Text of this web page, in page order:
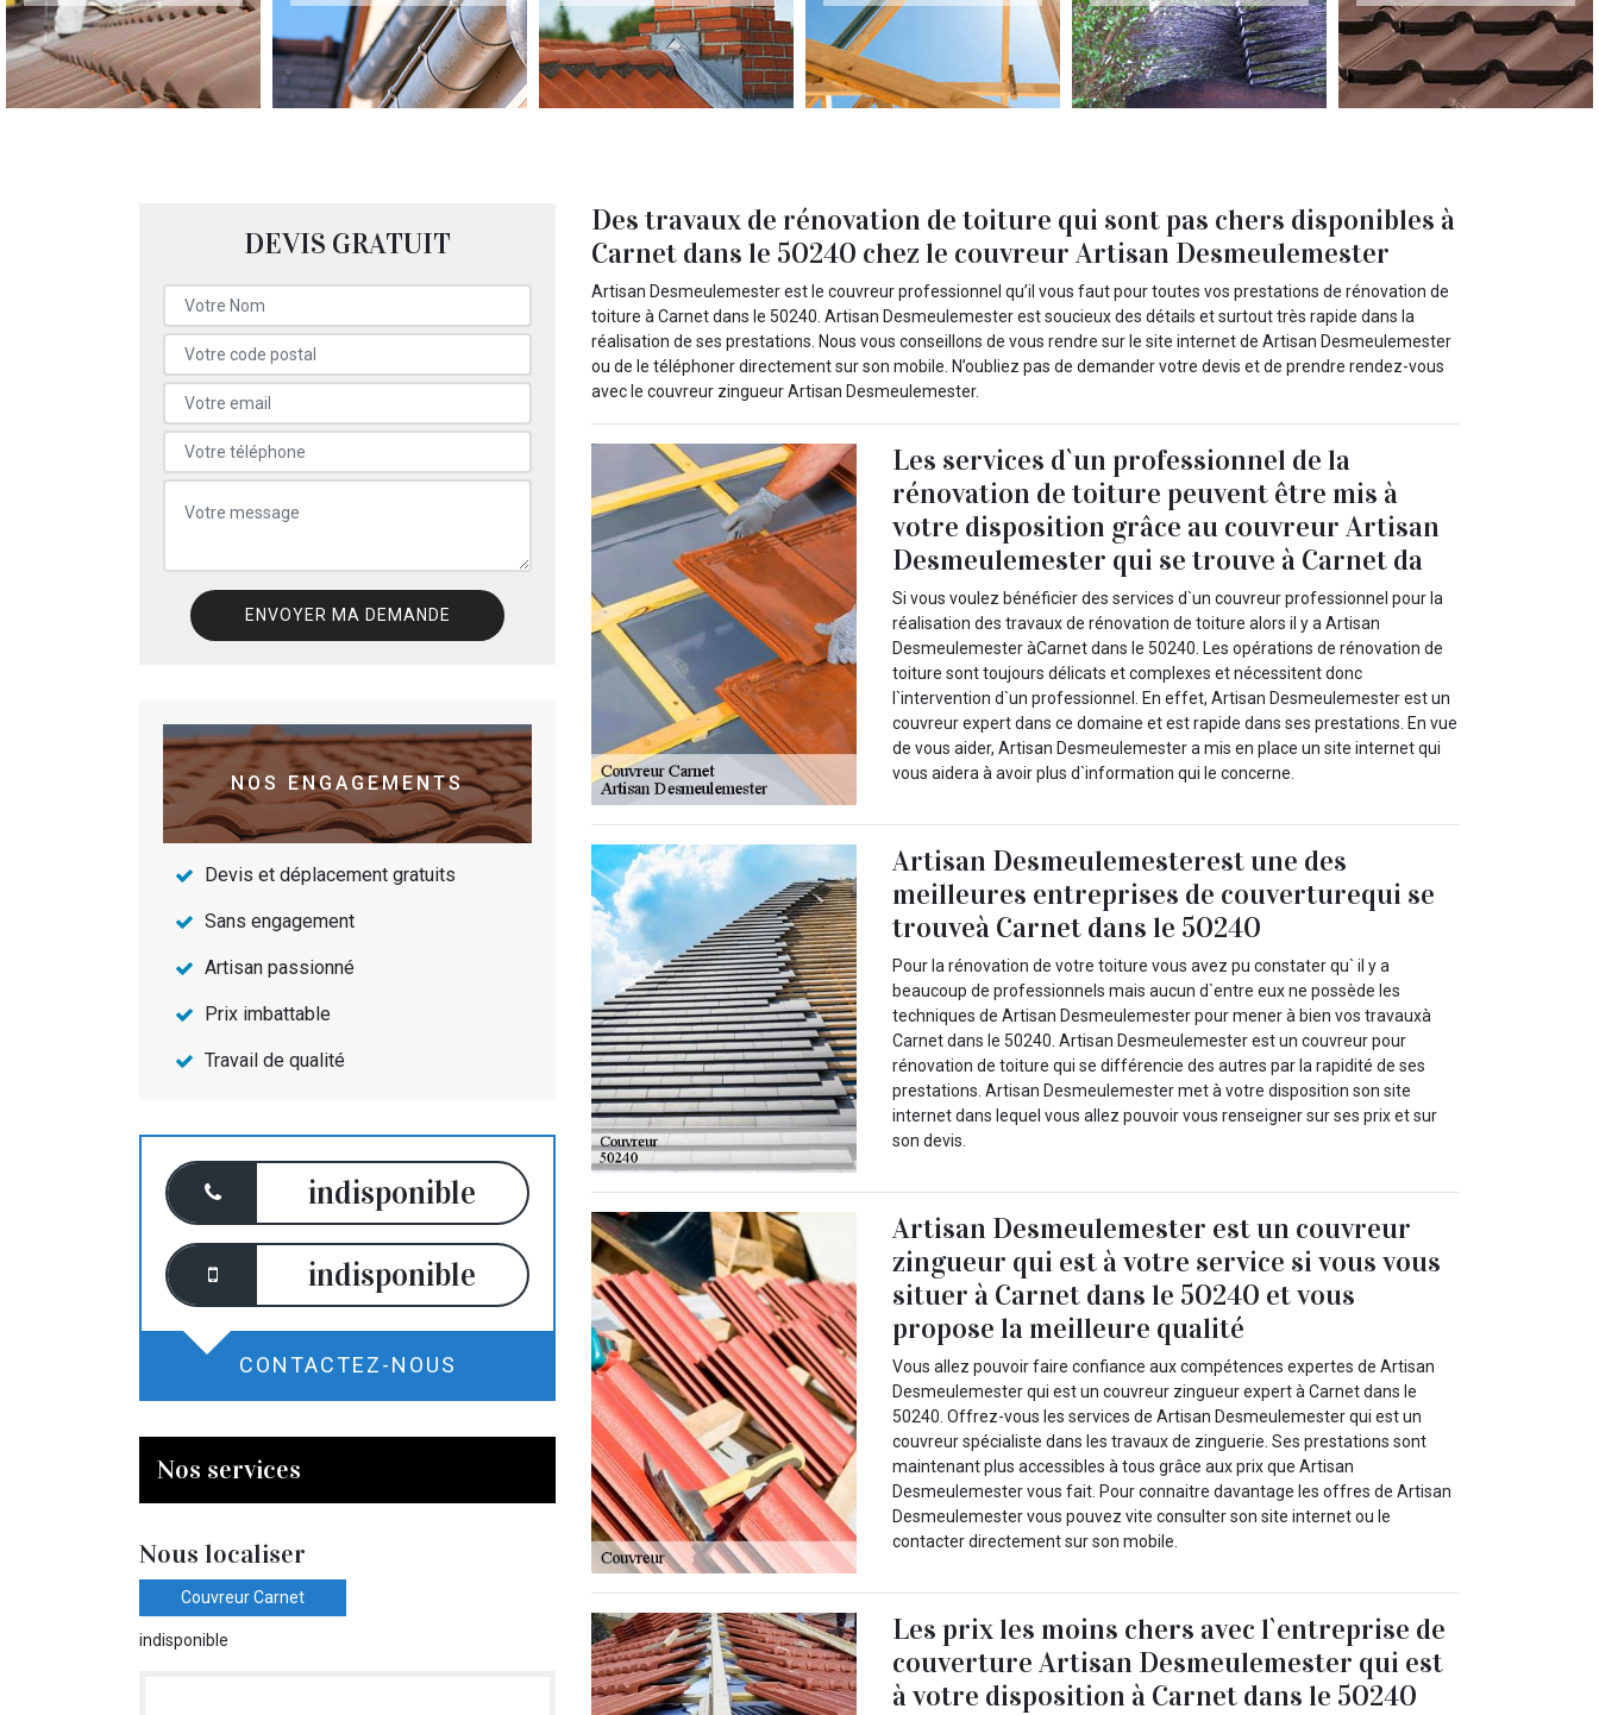
DEVIS GRATUIT
NOS ENGAGEMENTS
Devis et déplacement gratuits
Sans engagement
Artisan passionné
Prix imbattable
Travail de qualité
indisponible
indisponible
CONTACTEZ-NOUS
Nos services
Nous localiser
Couvreur Carnet
indisponible
Des travaux de rénovation de toiture qui sont pas chers disponibles à
Carnet dans le 50240 chez le couvreur Artisan Desmeulemester
Artisan Desmeulemester est le couvreur professionnel qu’il vous faut pour toutes vos prestations de rénovation de
toiture à Carnet dans le 50240. Artisan Desmeulemester est soucieux des détails et surtout très rapide dans la
réalisation de ses prestations. Nous vous conseillons de vous rendre sur le site internet de Artisan Desmeulemester
ou de le téléphoner directement sur son mobile. N’oubliez pas de demander votre devis et de prendre rendez-vous
avec le couvreur zingueur Artisan Desmeulemester.
Les services d`un professionnel de la
rénovation de toiture peuvent être mis à
votre disposition grâce au couvreur Artisan
Desmeulemester qui se trouve à Carnet da
Si vous voulez bénéficier des services d`un couvreur professionnel pour la
réalisation des travaux de rénovation de toiture alors il y a Artisan
Desmeulemester àCarnet dans le 50240. Les opérations de rénovation de
toiture sont toujours délicats et complexes et nécessitent donc
l`intervention d`un professionnel. En effet, Artisan Desmeulemester est un
couvreur expert dans ce domaine et est rapide dans ses prestations. En vue
de vous aider, Artisan Desmeulemester a mis en place un site internet qui
vous aidera à avoir plus d`information qui le concerne.
Artisan Desmeulemesterest une des
meilleures entreprises de couverturequi se
trouveà Carnet dans le 50240
Pour la rénovation de votre toiture vous avez pu constater qu` il y a
beaucoup de professionnels mais aucun d`entre eux ne possède les
techniques de Artisan Desmeulemester pour mener à bien vos travauxà
Carnet dans le 50240. Artisan Desmeulemester est un couvreur pour
rénovation de toiture qui se différencie des autres par la rapidité de ses
prestations. Artisan Desmeulemester met à votre disposition son site
internet dans lequel vous allez pouvoir vous renseigner sur ses prix et sur
son devis.
Artisan Desmeulemester est un couvreur
zingueur qui est à votre service si vous vous
situer à Carnet dans le 50240 et vous
propose la meilleure qualité
Vous allez pouvoir faire confiance aux compétences expertes de Artisan
Desmeulemester qui est un couvreur zingueur expert à Carnet dans le
50240. Offrez-vous les services de Artisan Desmeulemester qui est un
couvreur spécialiste dans les travaux de zinguerie. Ses prestations sont
maintenant plus accessibles à tous grâce aux prix que Artisan
Desmeulemester vous fait. Pour connaitre davantage les offres de Artisan
Desmeulemester vous pouvez vite consulter son site internet ou le
contacter directement sur son mobile.
Les prix les moins chers avec l`entreprise de
couverture Artisan Desmeulemester qui est
à votre disposition à Carnet dans le 50240